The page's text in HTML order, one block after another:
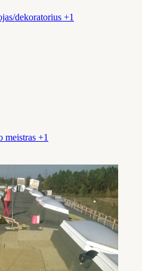
dekoratorius +1
meistras +1